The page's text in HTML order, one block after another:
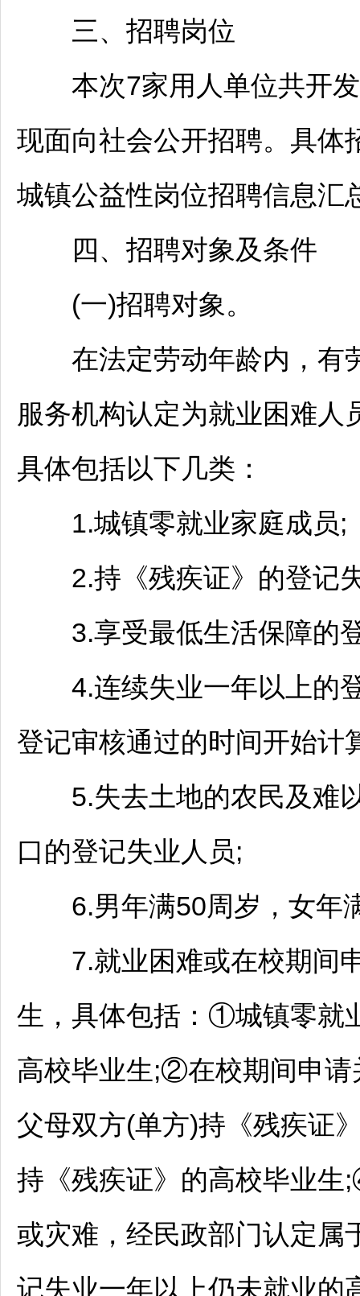
三、 招聘岗位
本次7家用人单位共开发
现面向社会公开招聘。具体
城镇公益性岗位招聘信息汇
四、 招聘对象及条件
(一)招聘对象。
在法定劳动年龄内，有
服务机构认定为就业困难人
具体包括以下几类：
1.城镇零就业家庭成员;
2.持《残疾证》的登记
3.享受最低生活保障的
4.连续失业一年以上的登
登记审核通过的时间开始计
5.失去土地的农民及难以
口的登记失业人员;
6.男年满50周岁，女年
7.就业困难或在校期间申
生，具体包括：①城镇零就
高校毕业生;②在校期间申
父母双方(单方)持《残疾证
持《残疾证》的高校毕业
或灾难，经民政部门认定
记失业一年以上仍未就业的